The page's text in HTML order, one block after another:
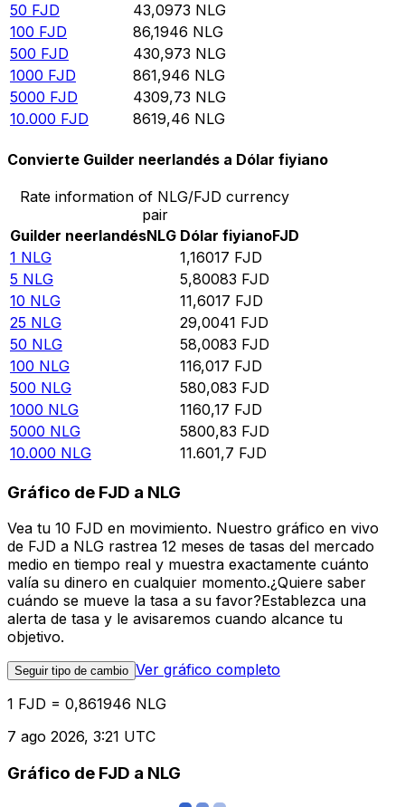
50 FJD 43,0973 NLG
100 FJD 86,1946 NLG
500 FJD 430,973 NLG
1000 FJD 861,946 NLG
5000 FJD 4309,73 NLG
10.000 FJD 8619,46 NLG
Convierte Guilder neerlandés a Dólar fiyiano
Rate information of NLG/FJD currency
pair
Guilder neerlandésNLG Dólar fiyianoFJD
1 NLG 1,16017 FJD
5 NLG 5,80083 FJD
10 NLG 11,6017 FJD
25 NLG 29,0041 FJD
50 NLG 58,0083 FJD
100 NLG 116,017 FJD
500 NLG 580,083 FJD
1000 NLG 1160,17 FJD
5000 NLG 5800,83 FJD
10.000 NLG 11.601,7 FJD
Gráfico de FJD a NLG
Vea tu 10 FJD en movimiento. Nuestro gráfico en vivo
de FJD a NLG rastrea 12 meses de tasas del mercado
medio en tiempo real y muestra exactamente cuánto
valía su dinero en cualquier momento.¿Quiere saber
cuándo se mueve la tasa a su favor?Establezca una
alerta de tasa y le avisaremos cuando alcance tu
objetivo.
Seguir tipo de cambio Ver gráfico completo
1 FJD = 0,861946 NLG
7 ago 2026, 3:21 UTC
Gráfico de FJD a NLG